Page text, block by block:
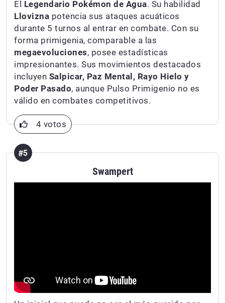
El Legendario Pokémon de Agua. Su habilidad
Llovizna potencia sus ataques acuáticos
durante 5 turnos al entrar en combate. Con su
forma primigenia, comparable a las
megaevoluciones, posee estadísticas
impresionantes. Sus movimientos destacados
incluyen Salpicar, Paz Mental, Rayo Hielo y
Poder Pasado, aunque Pulso Primigenio no es
válido en combates competitivos.
4 votos
#5
Swampert